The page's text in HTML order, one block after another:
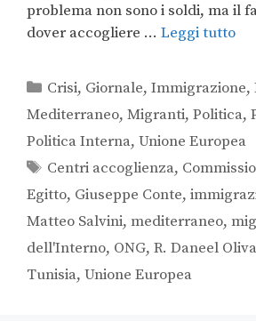
problema non sono i soldi, ma il
dover accogliere … Leggi tutto
Crisi, Giornale,Immigrazione,
Mediterraneo, Migranti, Politica,
Politica Interna, Unione Europea
Centri accoglienza,
Egitto, Giuseppe Conte,
Matteo Salvini, mediterraneo,
dell'Interno, ONG, R. Daneel
Tunisia, Unione Europea